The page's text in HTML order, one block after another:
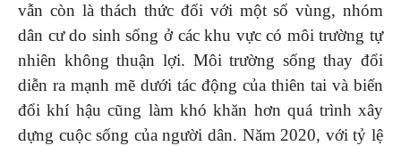
vẫn còn là thách thức đối với một số vùng, nhóm
dân cư do sinh sống ở các khu vực có môi trường tự
nhiên không thuận lợi. Môi trường sống thay đổi
diễn ra mạnh mẽ dưới tác động của thiên tai và biến
đổi khí hậu cũng làm khó khăn hơn quá trình xây
dựng cuộc sống của người dân. Năm 2020, với tỷ lệ